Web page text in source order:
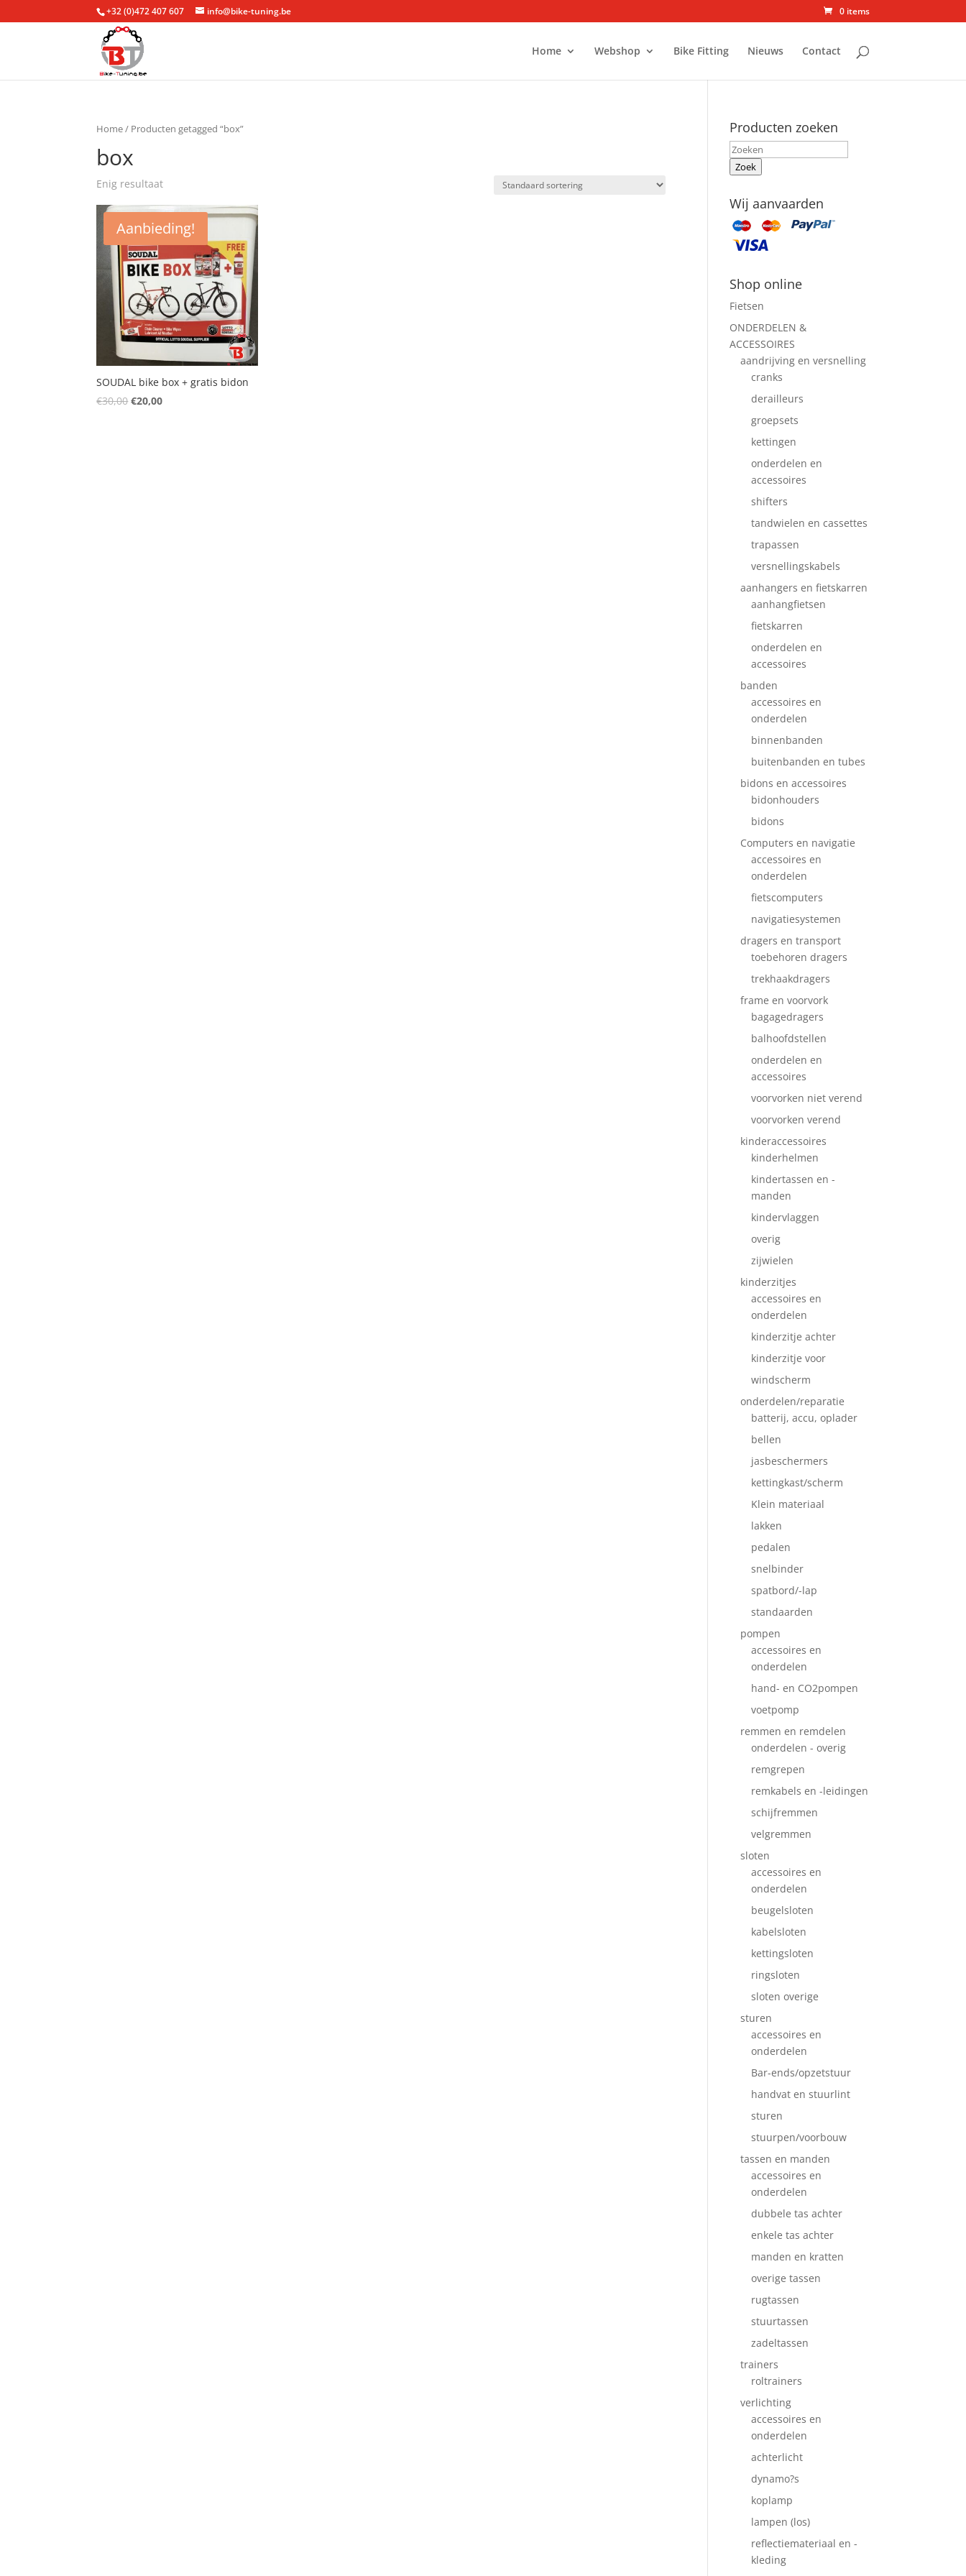
+32 (0)472 407 607 info@bike-tuning.be 0 items
Home Webshop Bike Fitting Nieuws Contact
Home/ Producten getagged “box”
box
Enig resultaat
Aanbieding!
SOUDAL bike box + gratis bidon
€30,00 €20,00
Producten zoeken
Zoek
Wij aanvaarden
Shop online
Fietsen
ONDERDELEN &
ACCESSOIRES
aandrijving en versnelling
cranks
derailleurs
groepsets
kettingen
onderdelen en
accessoires
shifters
tandwielen en cassettes
trapassen
versnellingskabels
aanhangers en fietskarren
aanhangfietsen
fietskarren
onderdelen en
accessoires
banden
accessoires en
onderdelen
binnenbanden
buitenbanden en tubes
bidons en accessoires
bidonhouders
bidons
Computers en navigatie
accessoires en
onderdelen
fietscomputers
navigatiesystemen
dragers en transport
toebehoren dragers
trekhaakdragers
frame en voorvork
bagagedragers
balhoofdstellen
onderdelen en
accessoires
voorvorken niet verend
voorvorken verend
kinderaccessoires
kinderhelmen
kindertassen en -
manden
kindervlaggen
overig
zijwielen
kinderzitjes
accessoires en
onderdelen
kinderzitje achter
kinderzitje voor
windscherm
onderdelen/reparatie
batterij, accu, oplader
bellen
jasbeschermers
kettingkast/scherm
Klein materiaal
lakken
pedalen
snelbinder
spatbord/-lap
standaarden
pompen
accessoires en
onderdelen
hand- en CO2pompen
voetpomp
remmen en remdelen
onderdelen - overig
remgrepen
remkabels en -leidingen
schijfremmen
velgremmen
sloten
accessoires en
onderdelen
beugelsloten
kabelsloten
kettingsloten
ringsloten
sloten overige
sturen
accessoires en
onderdelen
Bar-ends/opzetstuur
handvat en stuurlint
sturen
stuurpen/voorbouw
tassen en manden
accessoires en
onderdelen
dubbele tas achter
enkele tas achter
manden en kratten
overige tassen
rugtassen
stuurtassen
zadeltassen
trainers
roltrainers
verlichting
accessoires en
onderdelen
achterlicht
dynamo?s
koplamp
lampen (los)
reflectiemateriaal en -
kleding